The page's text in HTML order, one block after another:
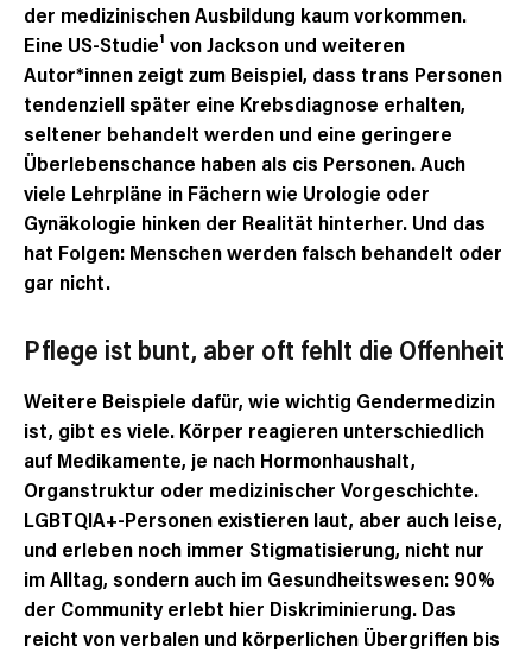
der medizinischen Ausbildung kaum vorkommen.
Eine US-Studie¹ von Jackson und weiteren
Autor*innen zeigt zum Beispiel, dass trans Personen
tendenziell später eine Krebsdiagnose erhalten,
seltener behandelt werden und eine geringere
Überlebenschance haben als cis Personen. Auch
viele Lehrpläne in Fächern wie Urologie oder
Gynäkologie hinken der Realität hinterher. Und das
hat Folgen: Menschen werden falsch behandelt oder
gar nicht.
Pflege ist bunt, aber oft fehlt die Offenheit
Weitere Beispiele dafür, wie wichtig Gendermedizin
ist, gibt es viele. Körper reagieren unterschiedlich
auf Medikamente, je nach Hormonhaushalt,
Organstruktur oder medizinischer Vorgeschichte.
LGBTQIA+-Personen existieren laut, aber auch leise,
und erleben noch immer Stigmatisierung, nicht nur
im Alltag, sondern auch im Gesundheitswesen: 90%
der Community erlebt hier Diskriminierung. Das
reicht von verbalen und körperlichen Übergriffen bis